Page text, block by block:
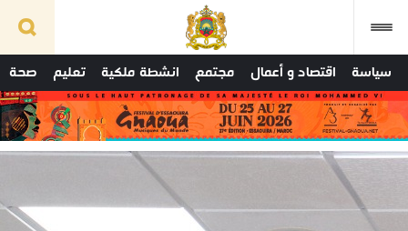
سياسة اقتصاد و أعمال مجتمع انشطة ملكية تعليم صحة